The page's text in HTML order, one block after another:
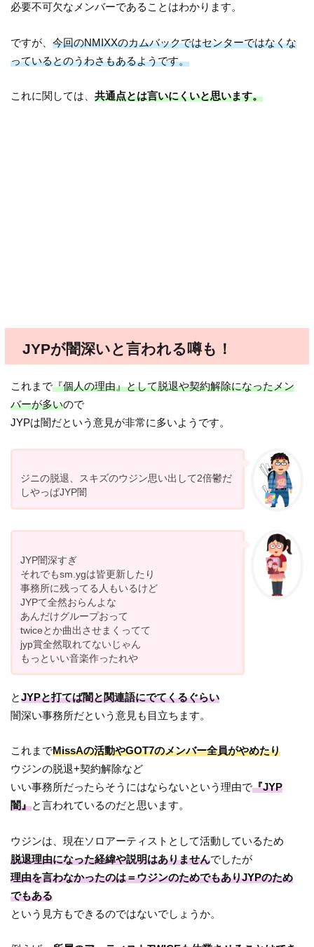
必要不可欠なメンバーであることはわかります。
ですが、今回のNMIXXのカムバックではセンターではなくな
っているとのうわさもあるようです。
これに関しては、共通点とは言いにくいと思います。
JYPが闇深いと言われる噂も！
これまで『個人の理由』として脱退や契約解除になったメン
バーが多いので
JYPは闇だという意見が非常に多いようです。
ジニの脱退、スキズのウジン思い出して2倍鬱だ
しやっぱJYP闇
JYP闇深すぎ
それでもsm.ygは皆更新したり
事務所に残ってる人もいるけど
JYPて全然おらんよな
あんだけグループおって
twiceとか曲出させまくってて
jyp賞全然取れてないじゃん
もっといい音楽作ったれや
とJYPと打てば闇と関連語にでてくるぐらい
闇深い事務所だという意見も目立ちます。
これまでMissAの活動やGOT7のメンバー全員がやめたり
ウジンの脱退+契約解除など
いい事務所だったらそうにはならないという理由で『JYP
闇』と言われているのだと思います。
ウジンは、現在ソロアーティストとして活動しているため
脱退理由になった経緯や説明はありませんでしたが
理由を言わなかったのは＝ウジンのためでもありJYPのため
でもある
という見方もできるのではないでしょうか。